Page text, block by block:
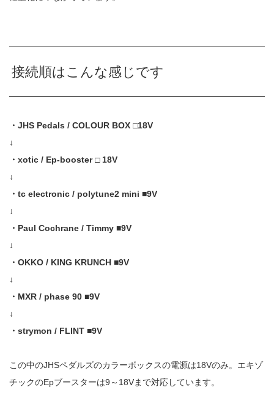
接続順はこんな感じです
・JHS Pedals / COLOUR BOX □18V
↓
・xotic / Ep-booster □ 18V
↓
・tc electronic / polytune2 mini ■9V
↓
・Paul Cochrane / Timmy ■9V
↓
・OKKO / KING KRUNCH ■9V
↓
・MXR / phase 90 ■9V
↓
・strymon / FLINT ■9V
この中のJHSペダルズのカラーボックスの電源は18Vのみ。エキゾ
チックのEpブースターは9～18Vまで対応しています。